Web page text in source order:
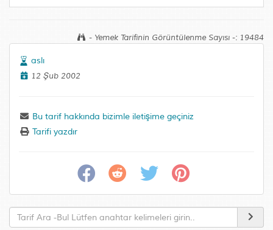
- Yemek Tarifinin Görüntülenme Sayısı -: 19484
aslı
12 Şub 2002
Bu tarif hakkında bizimle iletişime geçiniz
Tarifi yazdır